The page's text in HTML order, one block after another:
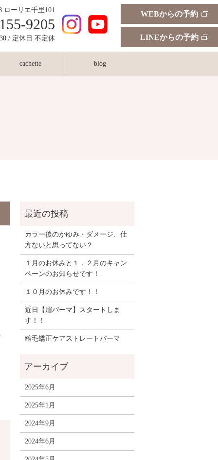
cachette blog
ローリエ千里101
9205
/ 定休日 不定休
WEBからの予約
LINEからの予約
カラー後のかゆみ・ダメージ、仕
方ないと思ってない？
１月のお休みと１，２月のキャン
ペーンのお知らせです！
１０月のお休みです！！
近日【眉パーマ】スタートしま
す！！
縮毛矯正ケアストレートパーマ
2025年6月
2025年1月
2024年9月
2024年6月